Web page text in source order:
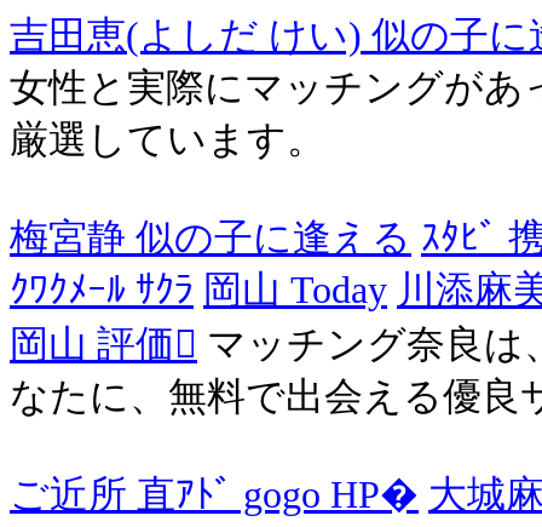
吉田恵(よしだ けい) 似の子に
女性と実際にマッチングが
厳選しています。
梅宮静 似の子に逢える ｽﾀﾋﾞ
ｸﾜｸﾒｰﾙ ｻｸﾗ 岡山 Today 川添麻
岡山 評価 マッチング奈良は
なたに、無料で出会える優
ご近所 直ｱﾄﾞ gogo HP� 大城